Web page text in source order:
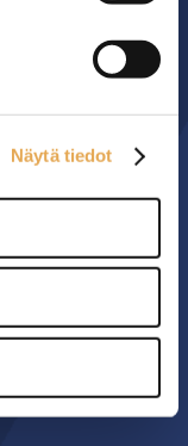
Näytä tiedot